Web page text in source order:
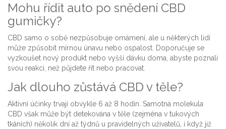
Mohu řídit auto po snědení CBD
gumičky?
CBD samo o sobě nezpůsobuje omámení, ale u některých lidí
může způsobit mírnou únavu nebo ospalost. Doporučuje se
vyzkoušet nový produkt nebo vyšší dávku doma, abyste poznali
svou reakci, než půjdete řít nebo pracovat.
Jak dlouho zůstává CBD v těle?
Aktivní účinky trvají obvykle 6 až 8 hodin. Samotná molekula
CBD však může být detekována v těle (zejména v tukových
tkáních) několik dní až týdnů u pravidelných uživatelů, i když již